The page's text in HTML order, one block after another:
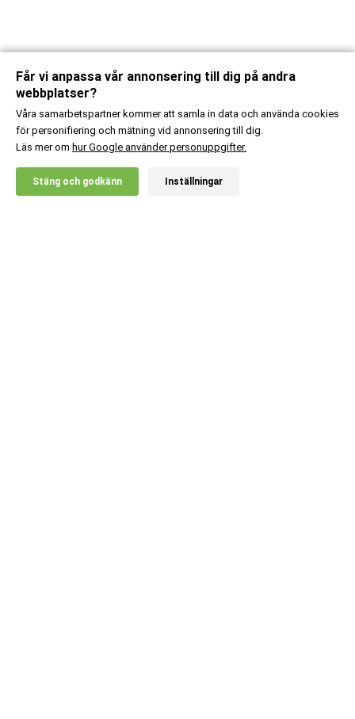
20% RABATT!
X
Får vi anpassa vår annonsering till dig på andra
webbplatser?
Våra samarbetspartner kommer att samla in data och använda cookies
för personifiering och mätning vid annonsering till dig.
Läs mer om hur Google använder personuppgifter.
Stäng och godkänn Inställningar